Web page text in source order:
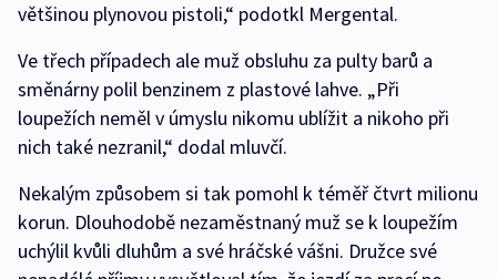
většinou plynovou pistoli,“ podotkl Mergental.
Ve třech případech ale muž obsluhu za pulty barů a
směnárny polil benzinem z plastové lahve. „Při
loupežích neměl v úmyslu nikomu ublížit a nikoho při
nich také nezranil,“ dodal mluvčí.
Nekalým způsobem si tak pomohl k téměř čtvrt milionu
korun. Dlouhodobě nezaměstnaný muž se k loupežím
uchýlil kvůli dluhům a své hráčské vášni. Družce své